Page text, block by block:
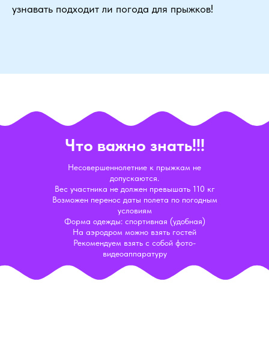
узнавать подходит ли погода для прыжков!
Что важно знать!!!
Несовершеннолетние к прыжкам не
допускаются.
Вес участника не должен превышать 110 кг
Возможен перенос даты полета по погодным
условиям
Форма одежды: спортивная (удобная)
На аэродром можно взять гостей
Рекомендуем взять с собой фото-
видеоаппаратуру
ОСТАЛИСЬ